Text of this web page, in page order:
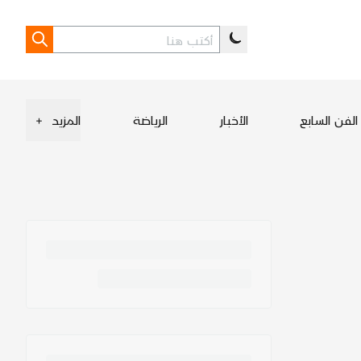
الفن السابع الأخبار الرياضة المزيد +